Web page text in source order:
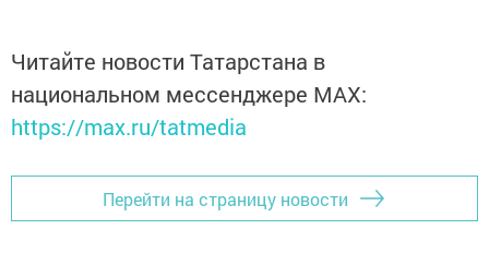
Читайте новости Татарстана в
национальном мессенджере MАХ:
https://max.ru/tatmedia
Перейти на страницу новости